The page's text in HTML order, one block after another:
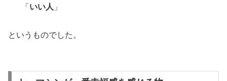
「 いい人 」
というものでした。